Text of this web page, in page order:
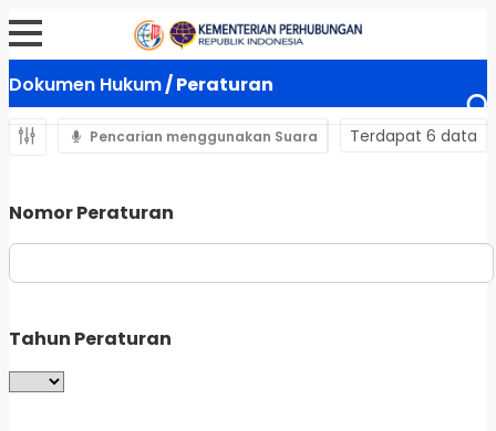
Dokumen Hukum/ Peraturan
Pencarian menggunakan Suara Terdapat 6 data
Nomor Peraturan
Tahun Peraturan